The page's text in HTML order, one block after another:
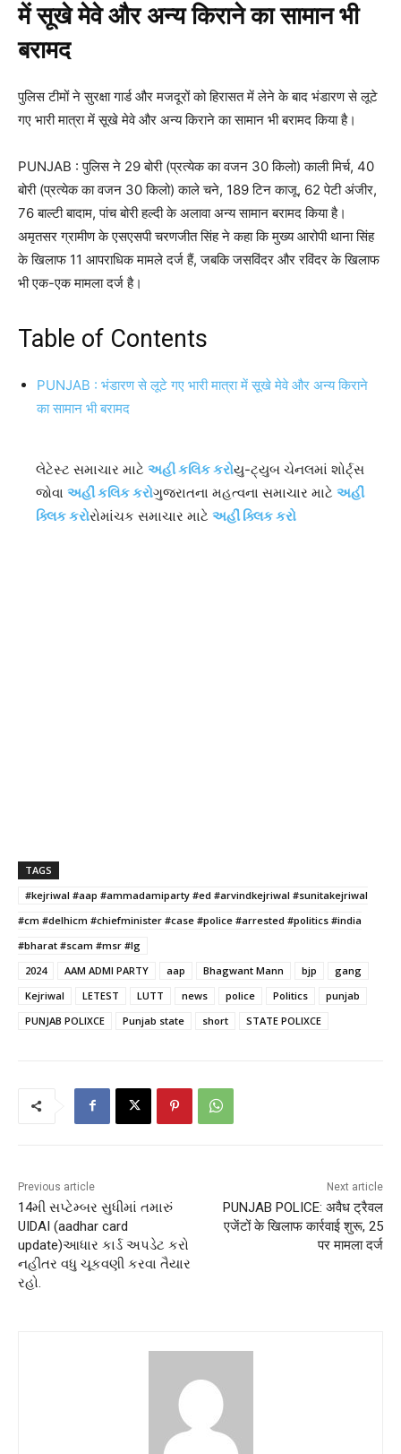
में सूखे मेवे और अन्य किराने का सामान भी
बरामद
पुलिस टीमों ने सुरक्षा गार्ड और मजदूरों को हिरासत में लेने के बाद भंडारण से लूटे
गए भारी मात्रा में सूखे मेवे और अन्य किराने का सामान भी बरामद किया है।
PUNJAB : पुलिस ने 29 बोरी (प्रत्येक का वजन 30 किलो) काली मिर्च, 40
बोरी (प्रत्येक का वजन 30 किलो) काले चने, 189 टिन काजू, 62 पेटी अंजीर,
76 बाल्टी बादाम, पांच बोरी हल्दी के अलावा अन्य सामान बरामद किया है।
अमृतसर ग्रामीण के एसएसपी चरणजीत सिंह ने कहा कि मुख्य आरोपी थाना सिंह
के खिलाफ 11 आपराधिक मामले दर्ज हैं, जबकि जसविंदर और रविंदर के खिलाफ
भी एक-एक मामला दर्ज है।
Table of Contents
PUNJAB : भंडारण से लूटे गए भारी मात्रा में सूखे मेवे और अन्य किराने
का सामान भी बरामद
લેટેસ્ટ સમાચાર માટે અહી કલિક કરોયુ-ટ્યુબ ચેનલમાં શોર્ટ્સ
જોવા અહીં કલિક કરોગુજરાતના મહત્વના સમાચાર માટે અહીં
ક્લિક કરોરોમાંચક સમાચાર માટે અહીં ક્લિક કરો
TAGS
#kejriwal #aap #ammadamiparty #ed #arvindkejriwal #sunitakejriwal
#cm #delhicm #chiefminister #case #police #arrested #politics #india
#bharat #scam #msr #lg
2024
AAM ADMI PARTY aap Bhagwant Mann bjp
gang
Kejriwal
LETEST LUTT news police Politics
punjab
PUNJAB POLIXCE
Punjab state short STATE POLIXCE
Previous article
14મી સપ્ટેમ્બર સુધીમાં તમારું
UIDAI (aadhar card
update)આધાર કાર્ડ અપડેટ કરો
નહીતર વધુ ચૂકવણી કરવા તૈયાર
રહો.
Next article
PUNJAB POLICE: अवैध ट्रैवल
एजेंटों के खिलाफ कार्रवाई शुरू, 25
पर मामला दर्ज